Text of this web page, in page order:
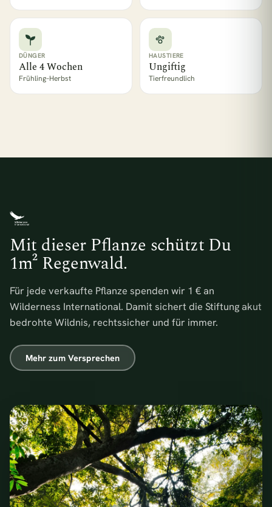
DÜNGER
Alle 4 Wochen
Frühling–Herbst
HAUSTIERE
Ungiftig
Tierfreundlich
Mit dieser Pflanze schützt Du
1m² Regenwald.
Für jede verkaufte Pflanze spenden wir 1 € an
Wilderness International. Damit sichert die Stiftung akut
bedrohte Wildnis, rechtssicher und für immer.
Mehr zum Versprechen